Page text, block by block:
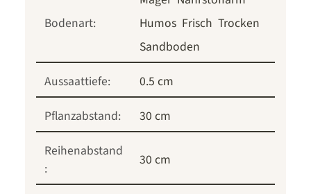
Bodenart:
Humos Frisch Trocken
Sandboden
Aussaattiefe:
0.5 cm
Pflanzabstand:
30 cm
Reihenabstand
:
30 cm